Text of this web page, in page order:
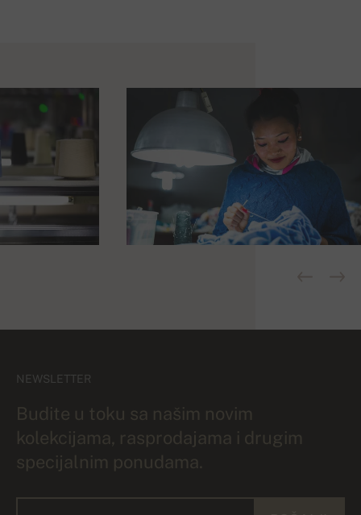
NEWSLETTER
Budite u toku sa našim novim
kolekcijama, rasprodajama i drugim
specijalnim ponudama.